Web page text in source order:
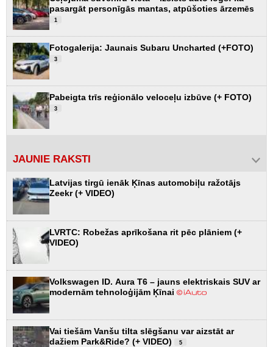
pasargāt personīgās mantas, atpūšoties ārzemēs
1
Fotogalerija: Jaunais Subaru Uncharted (+FOTO)
3
Pabeigta trīs reģionālo veloceļu izbūve (+ FOTO)
3
JAUNIE RAKSTI
Latvijas tirgū ienāk Ķīnas automobiļu ražotājs
Zeekr (+ VIDEO)
LVRTC: Robežas aprīkošana rit pēc plāniem (+
VIDEO)
Volkswagen ID. Aura T6 – jauns elektriskais SUV ar
modernām tehnoloģijām Ķīnai
Vai tiešām Vanšu tilta slēgšanu var aizstāt ar
dažiem Park&Ride? (+ VIDEO)
5